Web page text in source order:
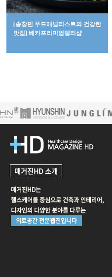
[송창민 푸드애널리스트의 건강한
맛집] 베카프리미엄델리샵
매거진HD 소개
매거진HD는
헬스케어를 중심으로 건축과 인테리어,
디자인의 다양한 분야를 다루는
의료공간 전문웹진입니다